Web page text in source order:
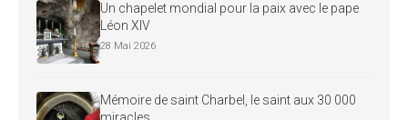
Un chapelet mondial pour la paix avec le pape
Léon XIV
28 Mai 2026
Mémoire de saint Charbel, le saint aux 30 000